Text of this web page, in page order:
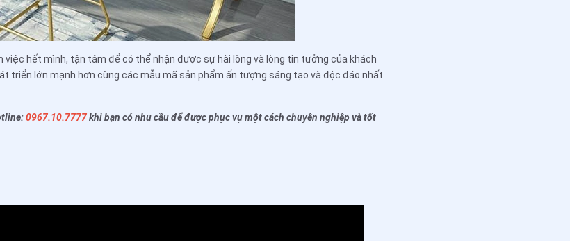
việc hết mình, tận tâm để có thể nhận được sự hài lòng và lòng tin tưởng của khách
triển lớn mạnh hơn cùng các mẫu mã sản phẩm ấn tượng sáng tạo và độc đáo nhất
0967.10.7777 khi bạn có nhu cầu để được phục vụ một cách chuyên nghiệp và tốt